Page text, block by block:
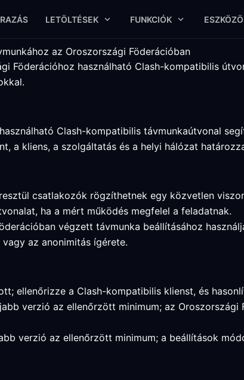
LETÖLTÉSEK FUNKCIÓK
az Oroszországi Föderációban
Föderációhoz használható Clash-kompatibilis
Clash-kompatibilis távmunkaútvonal
a kliens, a szolgáltatás és a helyi hálózat
csatlakozók rögzíthetnek egy közvetlen
ha a mért működés megfelel a feladatnak.
végzett távmunka beállításához
az anonimitás ígérete.
ellenőrizze a Clash-kompatibilis klienst, és
verzió az ellenőrzött minimum; az
verzió az ellenőrzött minimum; a beállítások